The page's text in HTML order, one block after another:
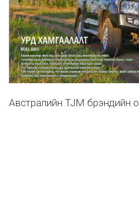
Австралийн TJM брэндийн